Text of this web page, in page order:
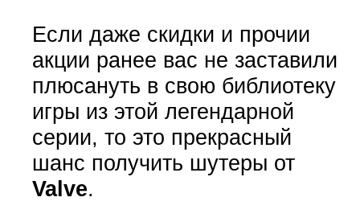
Если даже скидки и прочии
акции ранее вас не заставили
плюсануть в свою библиотеку
игры из этой легендарной
серии, то это прекрасный
шанс получить шутеры от
Valve.